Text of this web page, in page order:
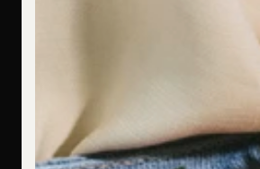
Ich bin allergisch gegen